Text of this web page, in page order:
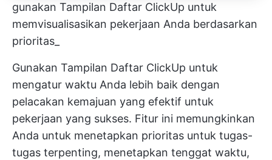
gunakan Tampilan Daftar ClickUp untuk
memvisualisasikan pekerjaan Anda berdasarkan
prioritas_
Gunakan Tampilan Daftar ClickUp untuk
mengatur waktu Anda lebih baik dengan
pelacakan kemajuan yang efektif untuk
pekerjaan yang sukses. Fitur ini memungkinkan
Anda untuk menetapkan prioritas untuk tugas-
tugas terpenting, menetapkan tenggat waktu,